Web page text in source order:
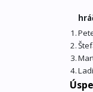
1.
2.
3.
4.